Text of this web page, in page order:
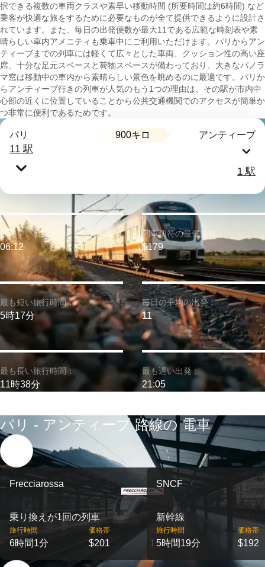
択できる複数の車両クラスや素早い移動時間 (所要時間は約6時間) など
乗客が快適な旅をするために必要なものが全て提供できるように設計さ
れています。また、毎日の出発便数が最大11である広範な時刻表や素
晴らしい車内アメニティも乗車中にご利用いただけます。パリからアン
ティーブまでの列車には軽くて広々とした車両、クッション性の高い座
席、十分な足元スペースと荷物スペースが備わっており、大きなパノラ
マ窓は移動中の車内から素晴らしい景色を眺めるのに最適です。パリか
らアンティーブ行きの列車が人気のもう1つの理由は、その駅が市内中
心部の近くに位置していることから公共交通機関でのアクセスが簡単か
つ非常に便利であるためです。
パリ 900キロ アンティーブ
11 駅
1 駅
最も短い旅行時間：
5時17分
最も早い出発：
06:12
最も長い旅行時間：
11時38分
列車切符の最低価格：
$179
毎日の平均の出発：
11
最も遅い出発：
21:05
パリ - アンティーブ 路線の 電車
Frecciarossa
乗り換えが1回の列車
旅行時間
6時間1分
価格帯
$201
出発
1
SNCF
新幹線
旅行時間
5時間19分
価格帯
$192